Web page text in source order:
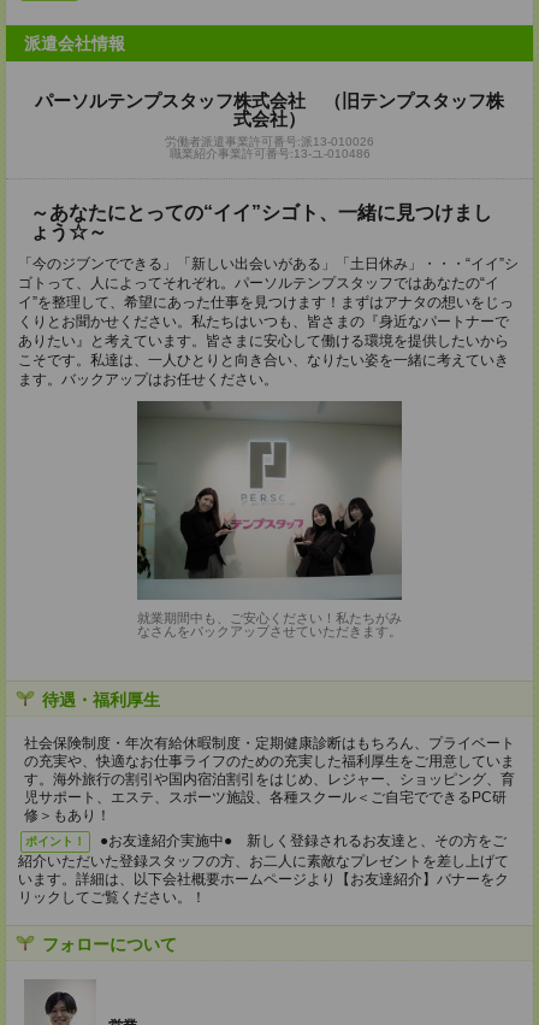
派遣会社情報
パーソルテンプスタッフ株式会社 （旧テンプスタッフ株
式会社）
労働者派遣事業許可番号:派13-010026
職業紹介事業許可番号:13-ユ-010486
～あなたにとっての“イイ”シゴト、一緒に見つけまし
ょう☆～
「今のジブンでできる」「新しい出会いがある」「土日休み」・・・“イイ”シ
ゴトって、人によってそれぞれ。パーソルテンプスタッフではあなたの“イ
イ”を整理して、希望にあった仕事を見つけます！まずはアナタの想いをじっ
くりとお聞かせください。私たちはいつも、皆さまの『身近なパートナーで
ありたい』と考えています。皆さまに安心して働ける環境を提供したいから
こそです。私達は、一人ひとりと向き合い、なりたい姿を一緒に考えていき
ます。バックアップはお任せください。
就業期間中も、ご安心ください！私たちがみ
なさんをバックアップさせていただきます。
待遇・福利厚生
社会保険制度・年次有給休暇制度・定期健康診断はもちろん、プライベート
の充実や、快適なお仕事ライフのための充実した福利厚生をご用意していま
す。海外旅行の割引や国内宿泊割引をはじめ、レジャー、ショッピング、育
児サポート、エステ、スポーツ施設、各種スクール＜ご自宅でできるPC研
修＞もあり！
ポイント！
●お友達紹介実施中● 新しく登録されるお友達と、その方をご
紹介いただいた登録スタッフの方、お二人に素敵なプレゼントを差し上げて
います。詳細は、以下会社概要ホームページより【お友達紹介】バナーをク
リックしてご覧ください。！
フォローについて